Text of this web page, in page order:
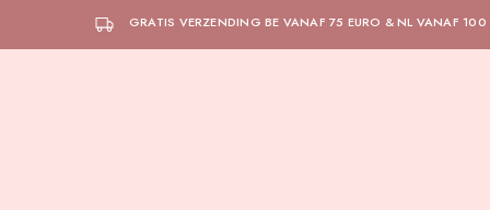
GRATIS VERZENDING BE VANAF 75 EURO & NL VANAF 100